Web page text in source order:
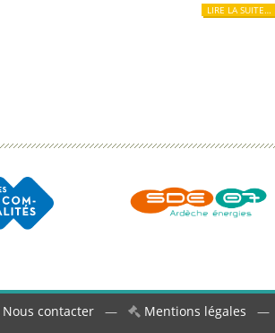
LIRE LA SUITE…
Nous contacter — Mentions légales —